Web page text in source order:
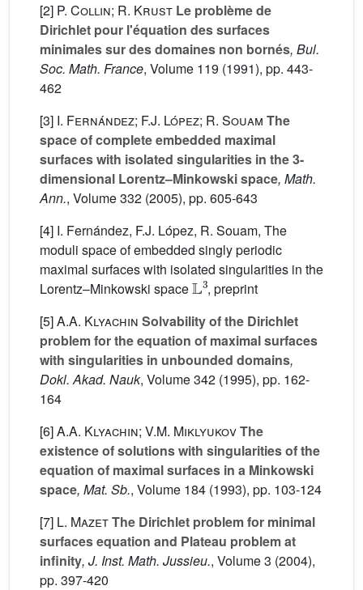
[2] P. Collin; R. Krust Le problème de
Dirichlet pour l'équation des surfaces
minimales sur des domaines non bornés, Bul.
Soc. Math. France, Volume 119 (1991), pp. 443-
462
[3] I. Fernández; F.J. López; R. Souam The
space of complete embedded maximal
surfaces with isolated singularities in the 3-
dimensional Lorentz–Minkowski space, Math.
Ann., Volume 332 (2005), pp. 605-643
[4] I. Fernández, F.J. López, R. Souam, The
moduli space of embedded singly periodic
maximal surfaces with isolated singularities in the
Lorentz–Minkowski space
L3
, preprint
[5]A.A. Klyachin Solvability of the Dirichlet
problem for the equation of maximal surfaces
with singularities in unbounded domains,
Dokl. Akad. Nauk, Volume 342 (1995), pp. 162-
164
[6]A.A. Klyachin; V.M. MiklyukovThe
existence of solutions with singularities of the
equation of maximal surfaces in a Minkowski
space, Mat. Sb., Volume 184 (1993), pp. 103-124
[7] L. MazetThe Dirichlet problem for minimal
surfaces equation and Plateau problem at
infinity, J. Inst. Math. Jussieu., Volume 3 (2004),
pp. 397-420